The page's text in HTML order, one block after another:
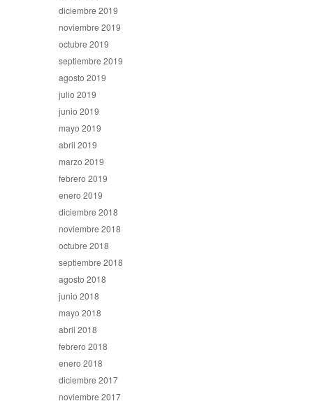
diciembre 2019
noviembre 2019
octubre 2019
septiembre 2019
agosto 2019
julio 2019
junio 2019
mayo 2019
abril 2019
marzo 2019
febrero 2019
enero 2019
diciembre 2018
noviembre 2018
octubre 2018
septiembre 2018
agosto 2018
junio 2018
mayo 2018
abril 2018
febrero 2018
enero 2018
diciembre 2017
noviembre 2017